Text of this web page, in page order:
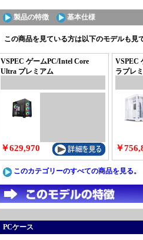
製品の特徴 基本仕様
この商品を見ている方は以下のモデルも見
VSPEC ゲームPC/Intel Core
Ultra プレミアム
￥629,970
VSPEC
ラプレ
￥
このカテゴリーのすべての商品を見る。
PCケース